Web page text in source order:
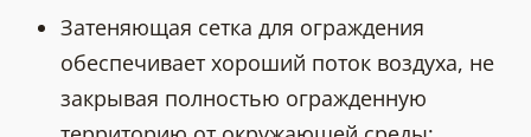
Затеняющая сетка для ограждения
обеспечивает хороший поток воздуха, не
закрывая полностью огражденную